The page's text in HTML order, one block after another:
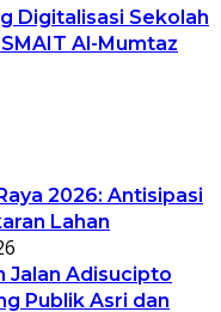
Digitalisasi Sekolah
Al-Mumtaz
2026: Antisipasi
Lahan
Jalan Adisucipto
Publik Asri dan